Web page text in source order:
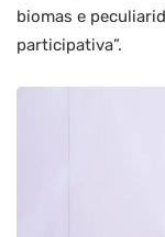
biomas e
participativa”.